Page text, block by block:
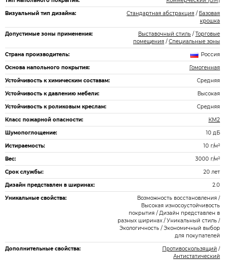
Визуальный тип дизайна:
Стандартная абстракция / Базовая
крошка
Допустимые зоны применения:
Выставочный стиль /Торговые
помещения /Специальные зоны
Страна производитель:
Россия
Основа напольного покрытия:
Гомогенная
Устойчивость к химическим составам:
Средняя
Устойчивость к давлению мебели:
Высокая
Устойчивость к роликовым креслам:
Средняя
Класс пожарной опасности:
КМ2
Шумопоглощение:
10 дБ
Истираемость:
10 г/м²
Вес:
3000 г/м²
Срок службы:
20 лет
Дизайн представлен в ширинах:
2.0
Уникальные свойства:
Возможность восстановления /
Высокая износоустойчивость
покрытия / Дизайн представлен в
разных ширинах / Уникальный стиль /
Экологичность / Экономичный выбор
для покупателей
Дополнительные свойства:
Противоскользящий /
Антистатический